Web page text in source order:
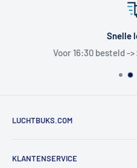
Snelle
Voor 16:30 besteld -
LUCHTBUKS.COM
Utrechtlaan 9
KLANTENSERVICE